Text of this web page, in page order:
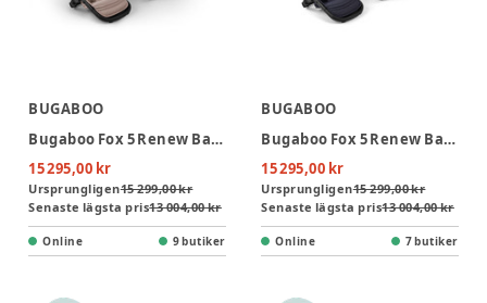
BUGABOO
Bugaboo Fox 5 Renew Barnvagn - Desert Taupe Melange/Black
15 295,00 kr
Ursprungligen15 299,00 kr
Senaste lägsta pris13 004,00 kr
Online 9 butiker
BUGABOO
Bugaboo Fox 5 Renew Barnvagn - Deep Indigo/Black
15 295,00 kr
Ursprungligen15 299,00 kr
Senaste lägsta pris13 004,00 kr
Online 7 butiker